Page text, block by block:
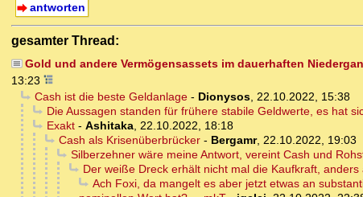
antworten
gesamter Thread:
Gold und andere Vermögensassets im dauerhaften
13:23
Cash ist die beste Geldanlage- Dionysos, 22.10.2022, 15:38
Die Aussagen standen für frühere stabile Geldwerte, es hat
Exakt- Ashitaka, 22.10.2022, 18:18
Cash als Krisenüberbrücker- Bergamr, 22.10.2022, 19:03
Silberzehner wäre meine Antwort, vereint Cash und
Der weiße Dreck erhält nicht mal die Kaufkraft, anders
Ach Foxi, da mangelt es aber jetzt etwas an